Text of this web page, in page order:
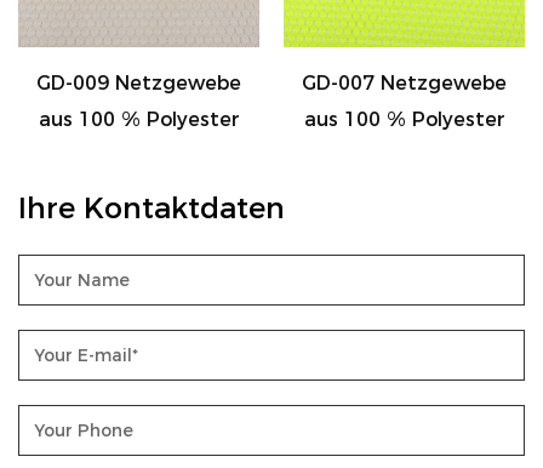
GD-007 Netzgewebe
aus 100 % Polyester
GD-008
aus 100 %
Ihre Kontaktdaten